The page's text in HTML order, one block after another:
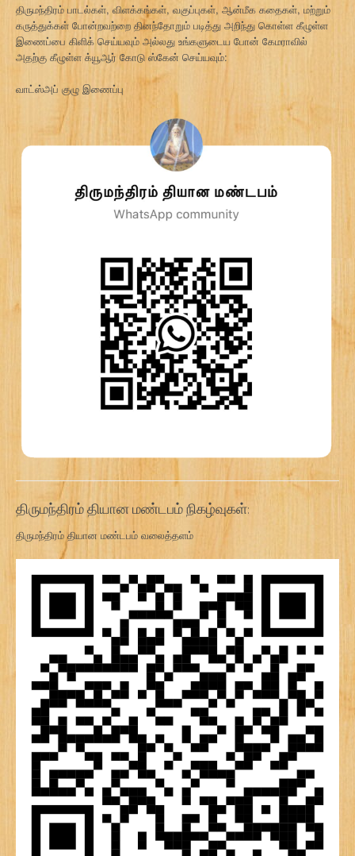
திருமந்திரம் பாடல்கள், விளக்கங்கள், வகுப்புகள், ஆன்மீக கதைகள், மற்றும்
கருத்துக்கள் போன்றவற்றை தினந்தோறும் படித்து அறிந்து கொள்ள கீழுள்ள
இணைப்பை கிளிக் செய்யவும் அல்லது உங்களுடைய போன் கேமராவில்
அதற்கு கீழுள்ள க்யூஆர் கோடு ஸ்கேன் செய்யவும்:
வாட்ஸ்அப் குழு இணைப்பு
திருமந்திரம் தியான மண்டபம் நிகழ்வுகள்:
திருமந்திரம் தியான மண்டபம் வலைத்தளம்